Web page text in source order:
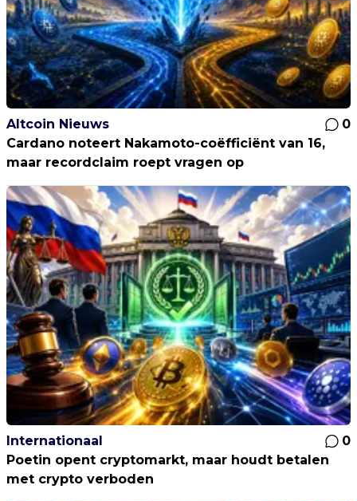
Altcoin Nieuws
0
Cardano noteert Nakamoto-coëfficiënt van 16,
maar recordclaim roept vragen op
Internationaal
0
Poetin opent cryptomarkt, maar houdt betalen
met crypto verboden